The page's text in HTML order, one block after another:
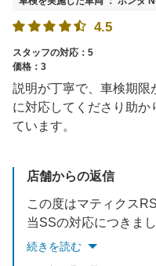
4.5
スタッフの対応：5
価格：3
説明が丁寧で、車検期限
に対応してくださり助
ています。
店舗からの返信
当SSの対応につきまして、
また近くにお越しの際は気
続きを読む